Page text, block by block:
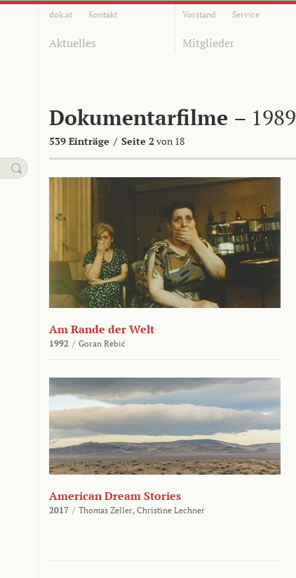
dok.at Kontakt Vorstand Service
Aktuelles Mitglieder
Dokumentarfilme – 1989
539 Einträge / Seite 2 von 18
Am Rande der Welt
1992 / Goran Rebić
American Dream Stories
2017 / Thomas Zeller, Christine Lechner